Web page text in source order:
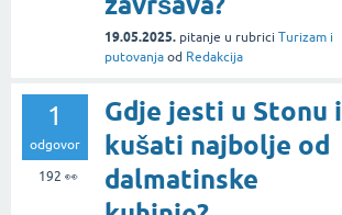
19.05.2025. pitanje u rubrici Turizam i
putovanja od Redakcija
1
odgovor
192 👀
Gdje jesti u Stonu i
kušati najbolje od
dalmatinske